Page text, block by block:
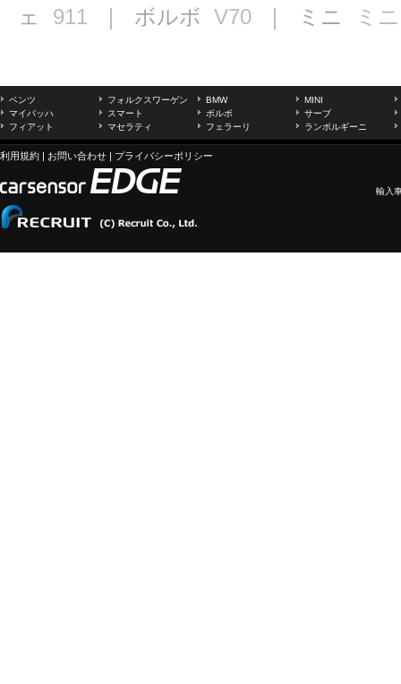
ェ 911 ｜ ボルボ V70 ｜ ミニ ミニ
ベンツ フォルクスワーゲン BMW
MINI
マイバッハ
スマート ボルボ
サーブ
フィアット
マセラティ フェラーリ ランボルギーニ
利用規約 | お問い合わせ | プライバシーポリシー
輸入